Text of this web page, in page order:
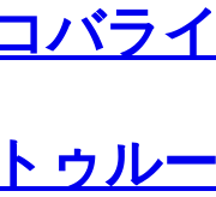
バラ
ゥル